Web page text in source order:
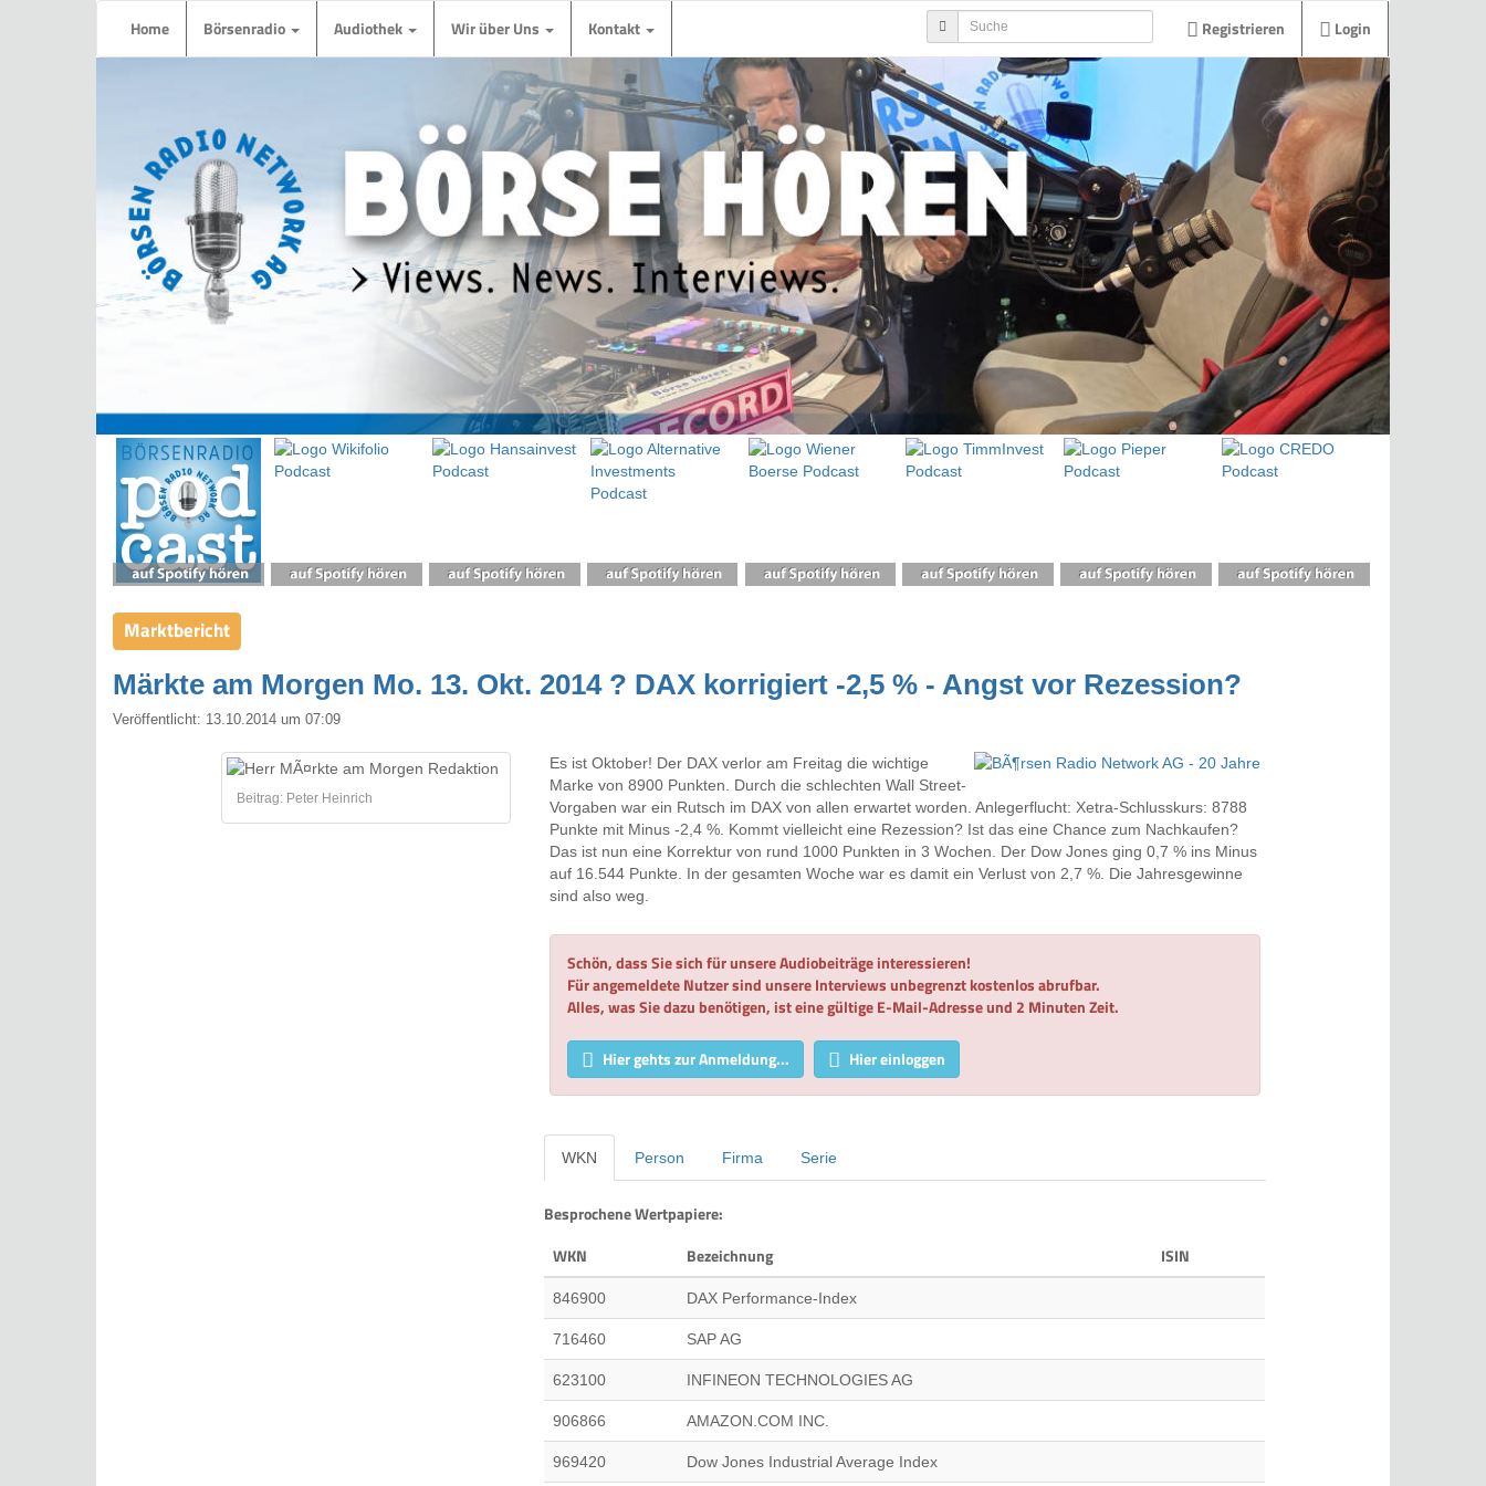
Home Börsenradio Audiothek Wir über Uns Kontakt Registrieren Login
Marktbericht
Märkte am Morgen Mo. 13. Okt. 2014 ? DAX korrigiert -2,5 % - Angst vor Rezession?
Veröffentlicht: 13.10.2014 um 07:09
Beitrag: Peter Heinrich
Es ist Oktober! Der DAX verlor am Freitag die wichtige
Marke von 8900 Punkten. Durch die schlechten Wall Street-
Vorgaben war ein Rutsch im DAX von allen erwartet worden. Anlegerflucht: Xetra-Schlusskurs: 8788
Punkte mit Minus -2,4 %. Kommt vielleicht eine Rezession? Ist das eine Chance zum Nachkaufen?
Das ist nun eine Korrektur von rund 1000 Punkten in 3 Wochen. Der Dow Jones ging 0,7 % ins Minus
auf 16.544 Punkte. In der gesamten Woche war es damit ein Verlust von 2,7 %. Die Jahresgewinne
sind also weg.
Schön, dass Sie sich für unsere Audiobeiträge interessieren!
Für angemeldete Nutzer sind unsere Interviews unbegrenzt kostenlos abrufbar.
Alles, was Sie dazu benötigen, ist eine gültige E-Mail-Adresse und 2 Minuten Zeit.
Hier gehts zur Anmeldung... Hier einloggen
WKN Person Firma Serie
Besprochene Wertpapiere:
WKN
Bezeichnung ISIN
846900 DAX Performance-Index
716460 SAP AG
623100 INFINEON TECHNOLOGIES AG
906866 AMAZON.COM INC.
969420 Dow Jones Industrial Average Index